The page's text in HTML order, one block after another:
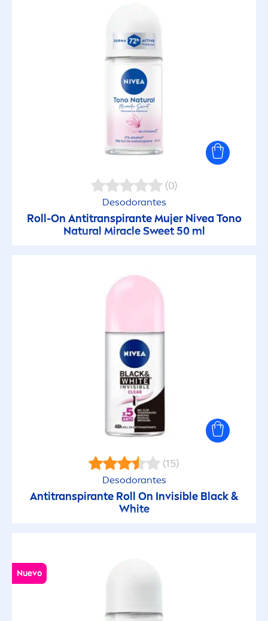
(0)
Desodorantes
Roll-On Antitranspirante Mujer NiveaTono
Natural Miracle Sweet 50 ml
(15)
Desodorantes
Antitranspirante Roll On Invisible Black&
White
Nuevo